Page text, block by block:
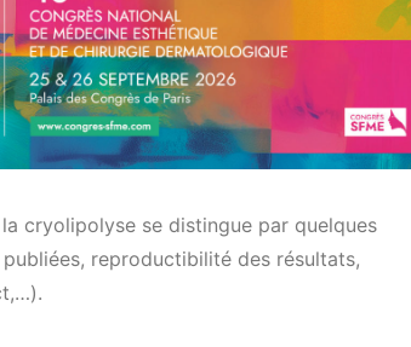
cryolipolyse se distingue par quelques
reproductibilité des résultats,